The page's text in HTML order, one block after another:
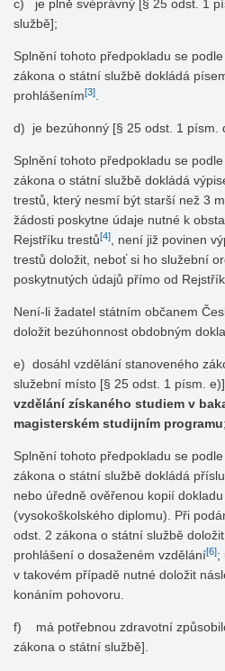
c) je plně svéprávný [§ 25 odst. 1
službě];
Splnění tohoto předpokladu se
zákona o státní službě dokládá
prohlášením[3]
d) je bezúhonný [§ 25 odst. 1 písm.
Splnění tohoto předpokladu se
zákona o státní službě dokládá
trestů, který nesmí být starší než 3
žádosti poskytne údaje nutné k
Rejstříku trestů[4]
, není již povinen
trestů doložit, neboť si ho služební
poskytnutých údajů přímo od
Není-li žadatel státním občanem
doložit bezúhonnost obdobným
e) dosáhl vzdělání stanoveného
služební místo [§ 25 odst. 1 písm.
vzdělání získaného studiem v
magisterském studijním programu;
Splnění tohoto předpokladu se
zákona o státní službě dokládá
nebo úředně ověřenou kopií
(vysokoškolského diplomu). Při
odst. 2 zákona o státní službě
prohlášení o dosaženém vzdělání[6];
v takovém případě nutné doložit
konáním pohovoru.
f) má potřebnou zdravotní
zákona o státní službě].